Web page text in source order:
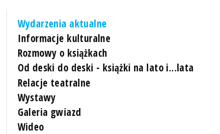
Wydarzenia aktualne
Informacje kulturalne
Rozmowy o książkach
Od deski do deski - książki na lato i...lata
Relacje teatralne
Wystawy
Galeria gwiazd
Wideo